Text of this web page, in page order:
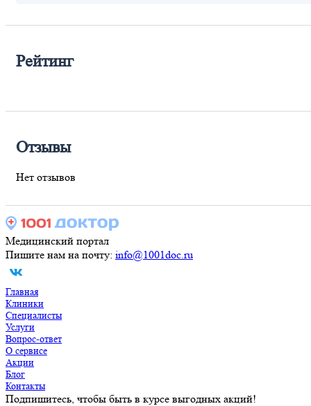
Рейтинг
Отзывы
Нет отзывов
Медицинский портал
Пишите нам на почту: info@1001doc.ru
Главная
Клиники
Специалисты
Услуги
Вопрос-ответ
О сервисе
Акции
Блог
Контакты
Подпишитесь, чтобы быть в курсе выгодных акций!